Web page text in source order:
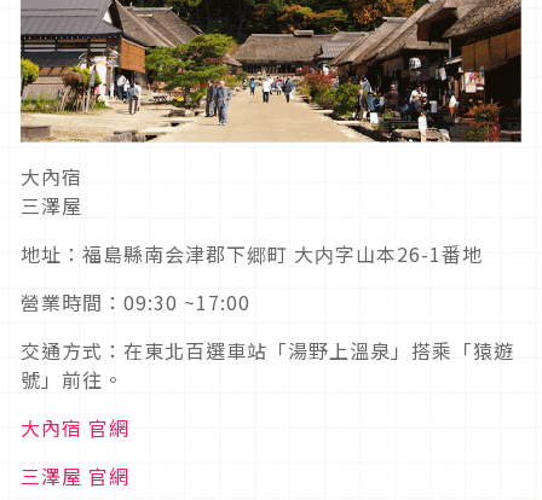
大內宿
三澤屋
地址：福島縣南会津郡下郷町 大内字山本26-1番地
營業時間：09:30 ~17:00
交通方式：在東北百選車站「湯野上溫泉」搭乘「猿遊
號」前往。
大內宿 官網
三澤屋 官網